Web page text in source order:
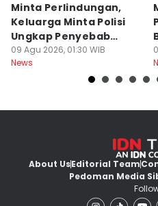
Minta Perlindungan,
Keluarga Minta Polisi
Ungkap Penyebab
Kematian Sutrimo
09 Agu 2026, 01:30 WIB
News
About UsEditorial Team
Pedoman Media